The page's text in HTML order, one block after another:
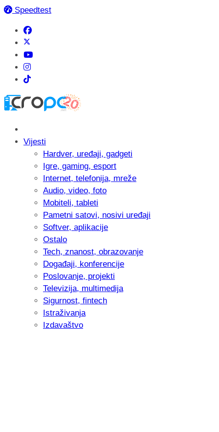
Speedtest
Vijesti
Hardver, uređaji, gadgeti
Igre, gaming, esport
Internet, telefonija, mreže
Audio, video, foto
Mobiteli, tableti
Pametni satovi, nosivi uređaji
Softver, aplikacije
Ostalo
Tech, znanost, obrazovanje
Događaji, konferencije
Poslovanje, projekti
Televizija, multimedija
Sigurnost, fintech
Istraživanja
Izdavaštvo